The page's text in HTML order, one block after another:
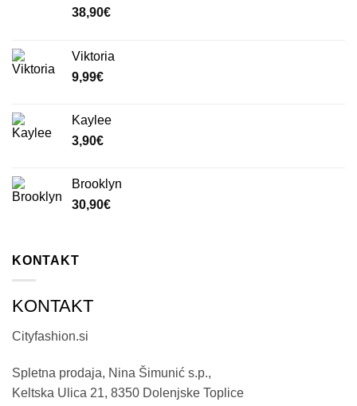
38,90€
Viktoria
9,99€
Kaylee
3,90€
Brooklyn
30,90€
KONTAKT
KONTAKT
Cityfashion.si
Spletna prodaja, Nina Šimunić s.p.,
Keltska Ulica 21, 8350 Dolenjske Toplice